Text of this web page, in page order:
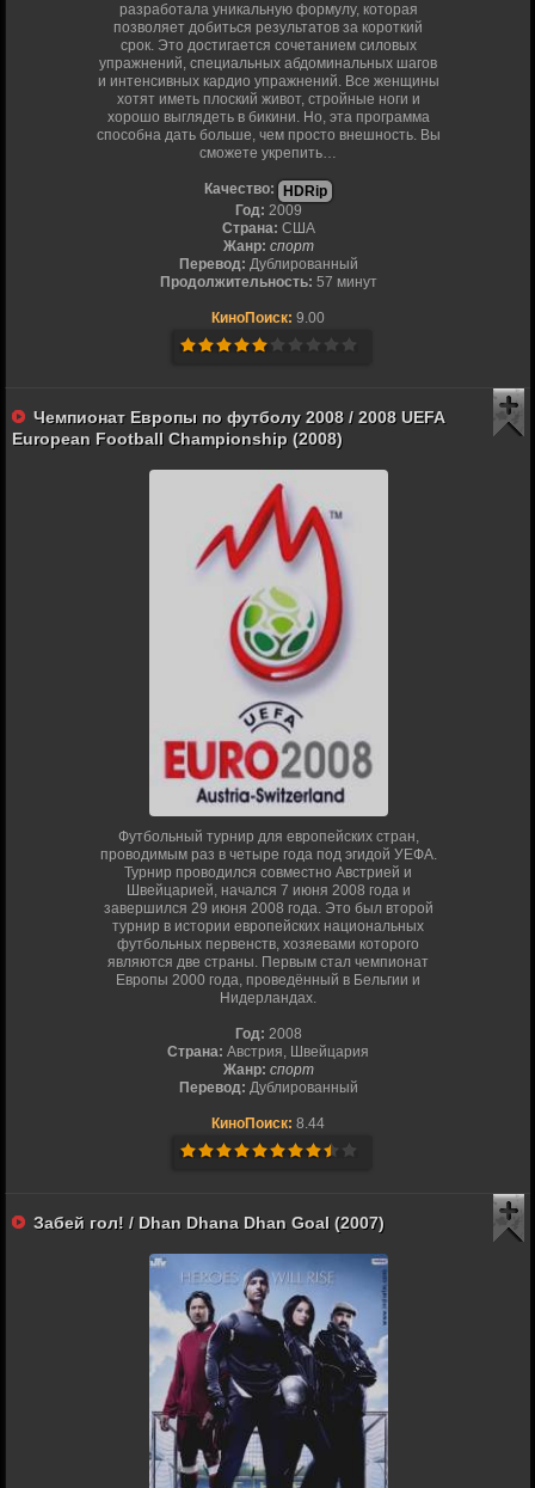
разработала уникальную формулу, которая
позволяет добиться результатов за короткий
срок. Это достигается сочетанием силовых
упражнений, специальных абдоминальных шагов
и интенсивных кардио упражнений. Все женщины
хотят иметь плоский живот, стройные ноги и
хорошо выглядеть в бикини. Но, эта программа
способна дать больше, чем просто внешность. Вы
сможете укрепить…
Качество:
HDRip
Год: 2009
Страна: США
Жанр: спорт
Перевод: Дублированный
Продолжительность: 57 минут
КиноПоиск: 9.00
Чемпионат Европы по футболу 2008 / 2008 UEFA
European Football Championship (2008)
Футбольный турнир для европейских стран,
проводимым раз в четыре года под эгидой УЕФА.
Турнир проводился совместно Австрией и
Швейцарией, начался 7 июня 2008 года и
завершился 29 июня 2008 года. Это был второй
турнир в истории европейских национальных
футбольных первенств, хозяевами которого
являются две страны. Первым стал чемпионат
Европы 2000 года, проведённый в Бельгии и
Нидерландах.
Год: 2008
Страна: Австрия, Швейцария
Жанр: спорт
Перевод: Дублированный
КиноПоиск: 8.44
Забей гол! / Dhan Dhana Dhan Goal (2007)